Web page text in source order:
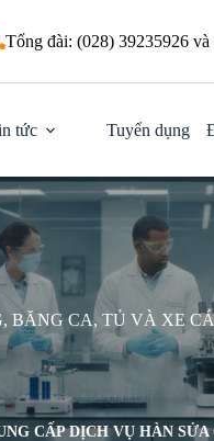
Tổng đài: (028) 39235926
tức Tuyển dụng
BĂNG CA, TỦ VÀ XE
CẤP DỊCH VỤ HÀN